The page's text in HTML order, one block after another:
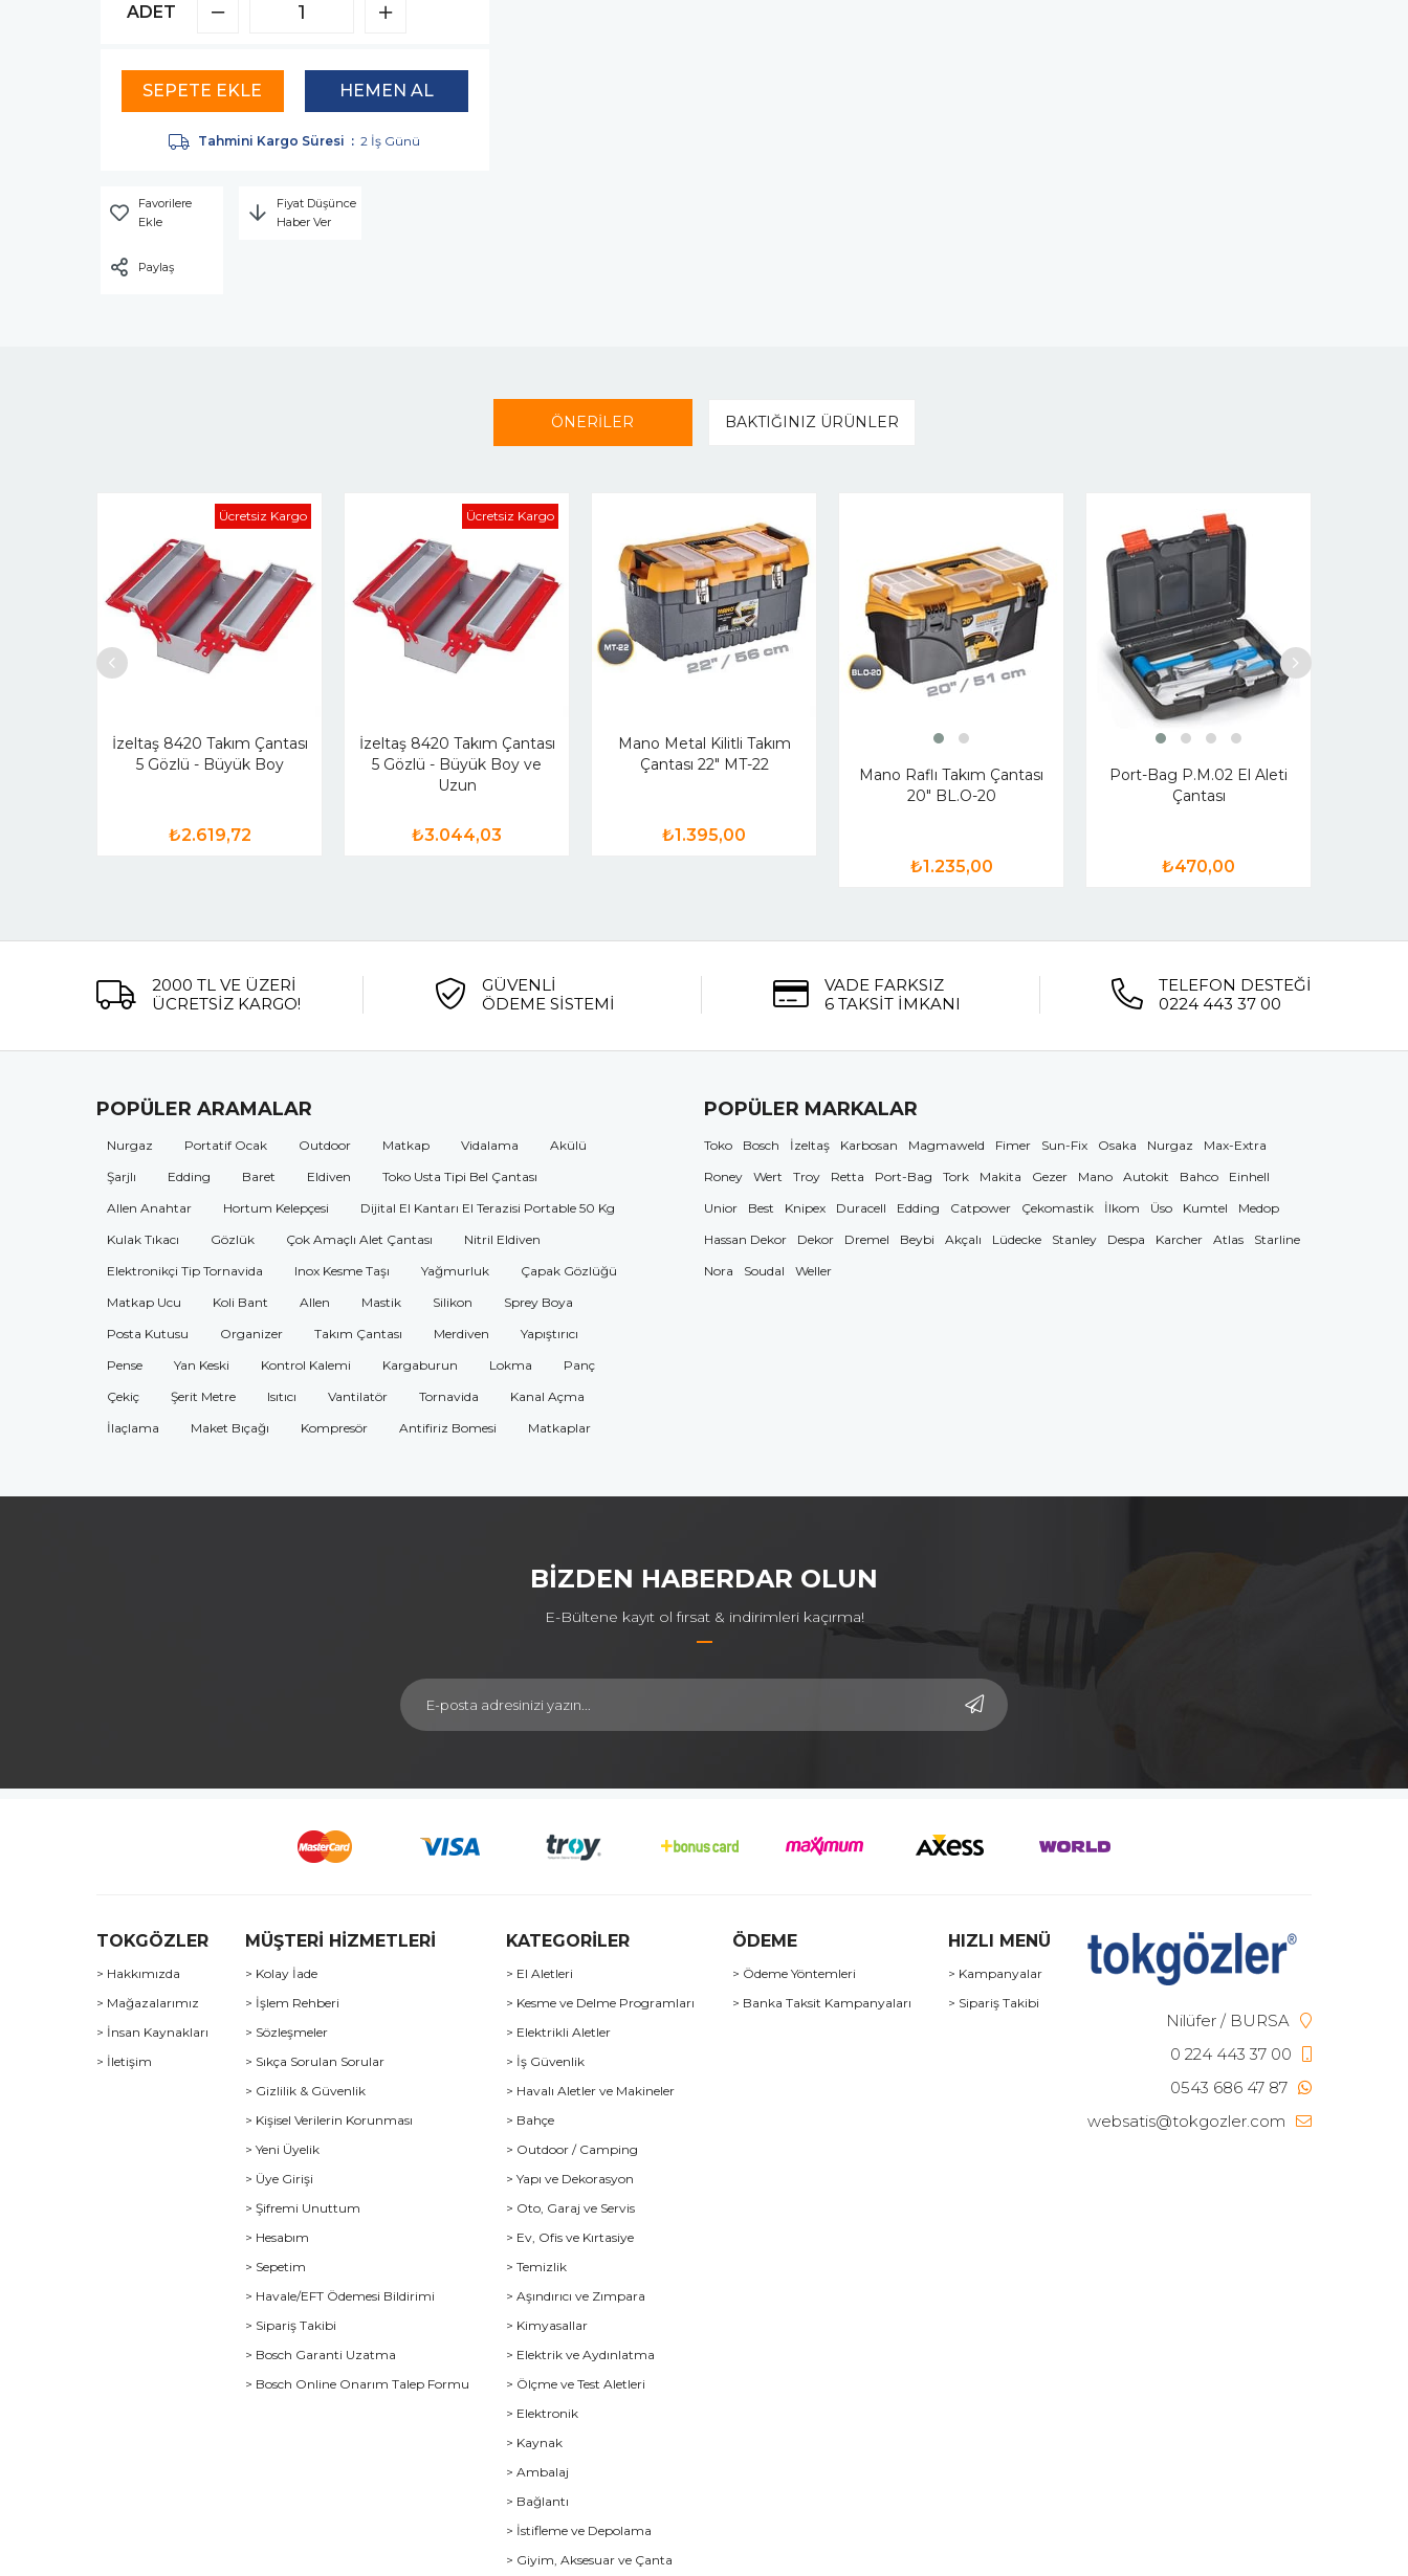
ADET
Tahmini Kargo Süresi : 2 İş Günü
Favorilere
Ekle
Fiyat Düşünce
Haber Ver
Paylaş
ÖNERİLER BAKTIĞINIZ ÜRÜNLER
İzeltaş 8420 Takım Çantası
5 Gözlü - Büyük Boy
₺2.619,72
Ücretsiz Kargo
İzeltaş 8420 Takım Çantası
5 Gözlü - Büyük Boy ve
Uzun
₺3.044,03
Ücretsiz Kargo
Mano Metal Kilitli Takım
Çantası 22" MT-22
₺1.395,00
Mano Raflı Takım Çantası
20" BL.O-20
₺1.235,00
Port-Bag P.M.02 El Aleti
Çantası
₺470,00
2000 TL VE ÜZERİ
ÜCRETSİZ KARGO!
GÜVENLİ
ÖDEME SİSTEMİ
VADE FARKSIZ
6 TAKSİT İMKANI
TELEFON DESTEĞİ
0224 443 37 00
POPÜLER ARAMALAR
Nurgaz Portatif Ocak Outdoor Matkap Vidalama
Akülü
Şarjlı
Edding Baret Eldiven
Toko Usta Tipi Bel Çantası
Allen Anahtar
Hortum Kelepçesi
Dijital El Kantarı El Terazisi Portable 50 Kg
Kulak Tıkacı
Gözlük Çok Amaçlı Alet Çantası
Nitril Eldiven
Elektronikçi Tip Tornavida
Inox Kesme Taşı Yağmurluk
Çapak Gözlüğü
Matkap Ucu
Koli Bant Allen Mastik Silikon
Sprey Boya
Posta Kutusu
Organizer Takım Çantası Merdiven
Yapıştırıcı
Pense
Yan Keski Kontrol Kalemi Kargaburun Lokma
Panç
Çekiç
Şerit Metre Isıtıcı Vantilatör Tornavida
Kanal Açma
İlaçlama
Maket Bıçağı Kompresör Antifiriz Bomesi Matkaplar
POPÜLER MARKALAR
Toko Bosch İzeltaş Karbosan Magmaweld Fimer Sun-Fix Osaka Nurgaz
Max-Extra
Roney
Wert Troy Retta Port-Bag Tork Makita Gezer Mano Autokit Bahco
Einhell
Unior
Best Knipex Duracell Edding Catpower Çekomastik İlkom Üso Kumtel
Medop
Hassan Dekor
Dekor Dremel Beybi Akçalı Lüdecke Stanley Despa Karcher Atlas
Starline
Nora
Soudal Weller
BİZDEN HABERDAR OLUN
E-Bültene kayıt ol fırsat & indirimleri kaçırma!
TOKGÖZLER
> Hakkımızda
> Mağazalarımız
> İnsan Kaynakları
> İletişim
MÜŞTERİ HİZMETLERİ
> Kolay İade
> İşlem Rehberi
> Sözleşmeler
> Sıkça Sorulan Sorular
> Gizlilik & Güvenlik
> Kişisel Verilerin Korunması
> Yeni Üyelik
> Üye Girişi
> Şifremi Unuttum
> Hesabım
> Sepetim
> Havale/EFT Ödemesi Bildirimi
> Sipariş Takibi
> Bosch Garanti Uzatma
> Bosch Online Onarım Talep Formu
KATEGORİLER
> El Aletleri
> Kesme ve Delme Programları
> Elektrikli Aletler
> İş Güvenlik
> Havalı Aletler ve Makineler
> Bahçe
> Outdoor / Camping
> Yapı ve Dekorasyon
> Oto, Garaj ve Servis
> Ev, Ofis ve Kırtasiye
> Temizlik
> Aşındırıcı ve Zımpara
> Kimyasallar
> Elektrik ve Aydınlatma
> Ölçme ve Test Aletleri
> Elektronik
> Kaynak
> Ambalaj
> Bağlantı
> İstifleme ve Depolama
> Giyim, Aksesuar ve Çanta
ÖDEME
> Ödeme Yöntemleri
> Banka Taksit Kampanyaları
HIZLI MENÜ
> Kampanyalar
> Sipariş Takibi
Nilüfer / BURSA
0 224 443 37 00
0543 686 47 87
websatis@tokgozler.com